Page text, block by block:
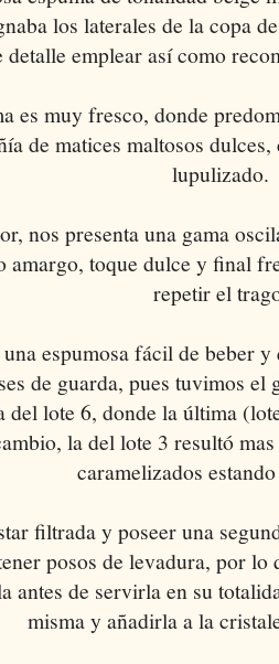
los laterales de la copa
detalle emplear así como
es muy fresco, donde
de matices maltosos
lupulizado.
nos presenta una gama
amargo, toque dulce y final
repetir el
espumosa fácil de beber
de guarda, pues tuvimos el
del lote 6, donde la última
la del lote 3 resultó
caramelizados
filtrada y poseer una
posos de levadura, por lo
antes de servirla en su
misma y añadirla a la